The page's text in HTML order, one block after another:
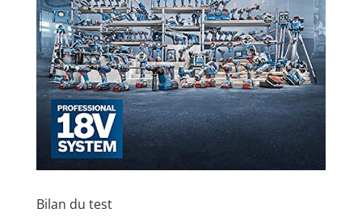
Bilan du test